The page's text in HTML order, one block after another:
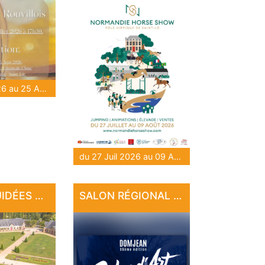
du 28 Juil 2026 au 25 Août 2026
du 27 Juil 2026 au 09 Août 2026
VISITES GUIDÉES AU HARAS NATIONAL SALON RÉGIONAL D'ART DE DOMJEAN